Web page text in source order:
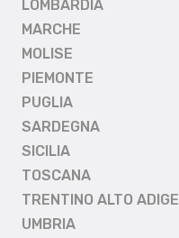
LOMBARDIA
MARCHE
MOLISE
PIEMONTE
PUGLIA
SARDEGNA
SICILIA
TOSCANA
TRENTINO ALTO ADIGE
UMBRIA